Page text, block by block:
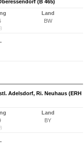
(B 465)
Land
BW
Adelsdorf, Ri. Neuhaus (ERH
Land
BY